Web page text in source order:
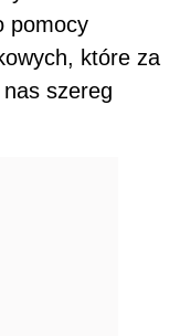
pomocy
które za
nas szereg